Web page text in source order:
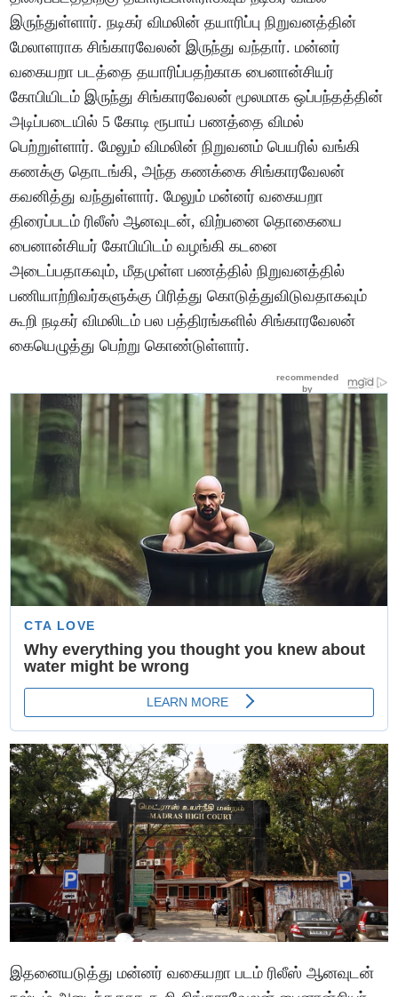
இருந்துள்ளார். நடிகர் விமலின் தயாரிப்பு நிறுவனத்தின்
மேலாளராக சிங்காரவேலன் இருந்து வந்தார். மன்னர்
வகையறா படத்தை தயாரிப்பதற்காக பைனான்சியர்
கோபியிடம் இருந்து சிங்காரவேலன் மூலமாக ஒப்பந்தத்தின்
அடிப்படையில் 5 கோடி ரூபாய் பணத்தை விமல்
பெற்றுள்ளார். மேலும் விமலின் நிறுவனம் பெயரில் வங்கி
கணக்கு தொடங்கி, அந்த கணக்கை சிங்காரவேலன்
கவனித்து வந்துள்ளார். மேலும் மன்னர் வகையறா
திரைப்படம் ரிலீஸ் ஆனவுடன், விற்பனை தொகையை
பைனான்சியர் கோபியிடம் வழங்கி கடனை
அடைப்பதாகவும், மீதமுள்ள பணத்தில் நிறுவனத்தில்
பணியாற்றிவர்களுக்கு பிரித்து கொடுத்துவிடுவதாகவும்
கூறி நடிகர் விமலிடம் பல பத்திரங்களில் சிங்காரவேலன்
கையெழுத்து பெற்று கொண்டுள்ளார்.
இதனையடுத்து மன்னர் வகையறா படம் ரிலீஸ் ஆனவுடன்